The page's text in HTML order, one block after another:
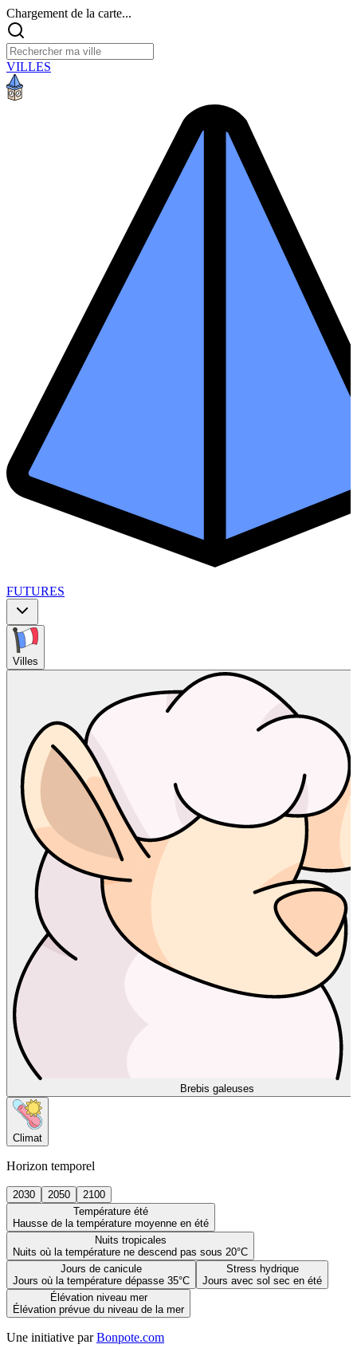
Chargement de la carte...
VILLES
FUTURES
Villes
Brebis galeuses
Climat
Horizon temporel
2030 2050
2100
Température été
Hausse de la température moyenne en été
Nuits tropicales
Nuits où la température ne descend pas sous 20°C
Jours de canicule
Jours où la température dépasse 35°C
Stress hydrique
Jours avec sol sec en été
Élévation niveau mer
Élévation prévue du niveau de la mer
Une initiative par Bonpote.com